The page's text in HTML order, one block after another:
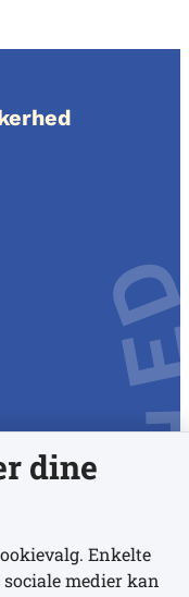
dine
Enkelte
medier kan